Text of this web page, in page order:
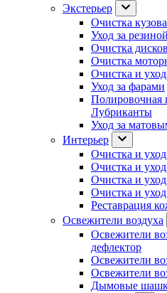
Экстерьер
Очистка кузова
Уход за
Очистка дисков
Очистка
Очистка и
Уход за фарами
Полировочная
Лубриканты
Уход за
Интерьер
Очистка и
Очистка и
Очистка и
Очистка и
Реставрация
Освежители воздуха
Освежители
дефлектор
Освежители
Освежители
Дымовые